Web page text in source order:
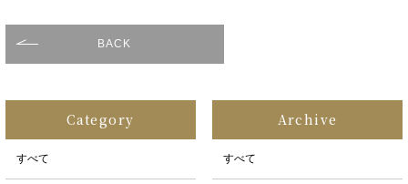
BACK
Category
すべて
Archive
すべて